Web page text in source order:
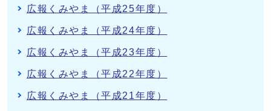
広報くみやま（平成25年度）
広報くみやま（平成24年度）
広報くみやま（平成23年度）
広報くみやま（平成22年度）
広報くみやま（平成21年度）